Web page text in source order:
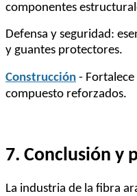
componentes
Defensa y seguridad:
y guantes protectores.
Construcción -
compuesto reforzados.
7. Conclusión y
La industria de la fibra